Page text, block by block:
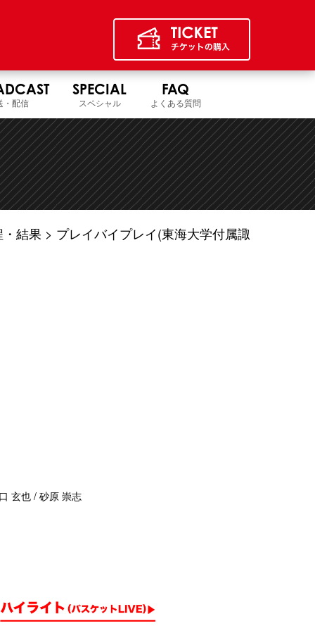
・配信
SPECIAL
スペシャル
FAQ
よくある質問
・結果
プレイバイプレイ(東海大学付属諏
玄也 / 砂原 崇志